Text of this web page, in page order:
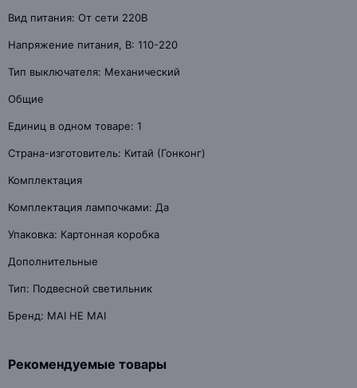
Вид питания: От сети 220В
Напряжение питания, В: 110-220
Тип выключателя: Механический
Общие
Единиц в одном товаре: 1
Страна-изготовитель: Китай (Гонконг)
Комплектация
Комплектация лампочками: Да
Упаковка: Картонная коробка
Дополнительные
Тип: Подвесной светильник
Бренд: MAI HE MAI
Рекомендуемые товары